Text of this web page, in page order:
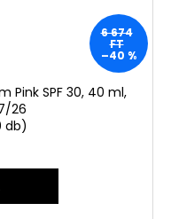
6 674
FT
–40 %
Pink SPF 30, 40 ml,
26
db)